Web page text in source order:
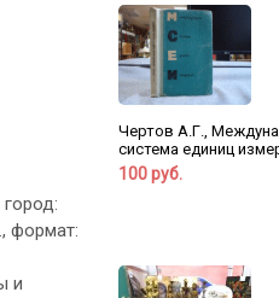
формат:
и
Чертов А.Г.,
система единиц
100 руб.